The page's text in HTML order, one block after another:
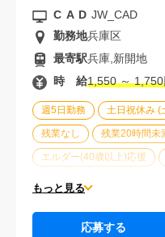
週5日勤務 土日祝休み (
残業なし 残業20時間未
エルダー(40歳以上)応援
制服あり
もっと見る
CAD JW_CAD
勤務地兵庫区
最寄駅兵庫,新開地
時 給1,550 ～
応募する